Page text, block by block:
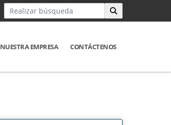
NUESTRA EMPRESA CONTÁCTENOS